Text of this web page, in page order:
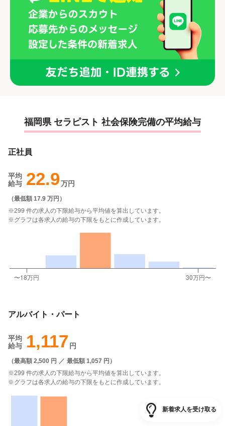
福岡県 セラピスト 社会保険完備の平均給与
正社員
平均
給与 22.9万円
（最低額 17.9 万円 ）
※299 件の求人の下限給与から平均値を算出しています。
※グラフは各求人の給与の下限をもとに作成しています。
アルバイト・パート
平均
給与
1,117 円
（最高額 2,500 円 ／ 最低額 1,057 円 ）
※299 件の求人の下限給与から平均値を算出しています。
※グラフは各求人の給与の下限をもとに作成しています。
新着求人を受け取る